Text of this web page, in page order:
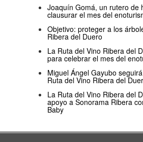
Joaquín Gomá, un rutero de
clausurar el mes del
Objetivo: proteger a los
Ribera del Duero
La Ruta del Vino Ribera del
para celebrar el mes del
Miguel Ángel Gayubo
Ruta del Vino Ribera del
La Ruta del Vino Ribera del
apoyo a Sonorama Ribera
Baby